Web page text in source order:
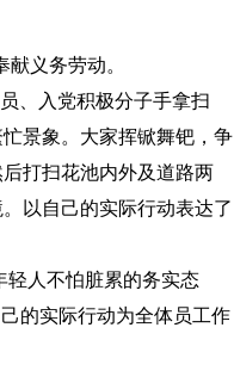
义务劳动。
、入党积极分子手拿扫
景象。大家挥锨舞钯，争
打扫花池内外及道路两
以自己的实际行动表达了
轻人不怕脏累的务实态
的实际行动为全体员工作